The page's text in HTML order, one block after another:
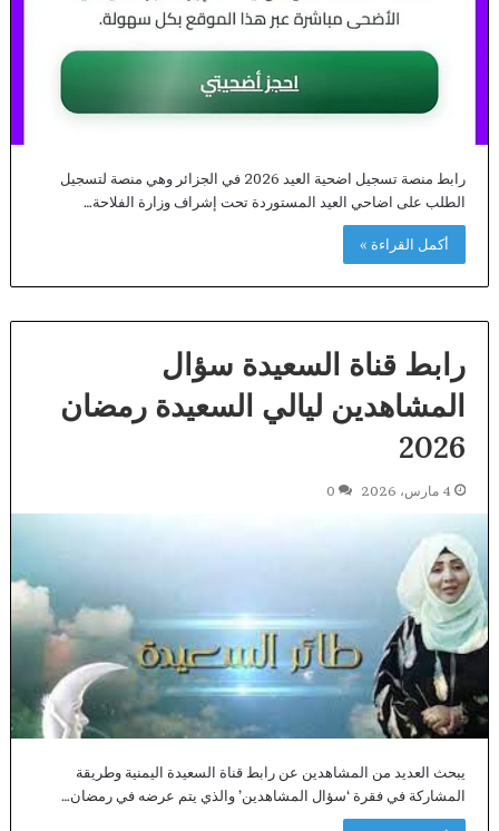
رابط منصة تسجيل اضحية العيد 2026 في الجزائر وهي منصة لتسجيل
الطلب على اضاحي العيد المستوردة تحت إشراف وزارة الفلاحة…
أكمل القراءة »
رابط قناة السعيدة سؤال
المشاهدين ليالي السعيدة رمضان
2026
4 مارس، 2026 0
يبحث العديد من المشاهدين عن رابط قناة السعيدة اليمنية وطريقة
المشاركة في فقرة ‘سؤال المشاهدين’ والذي يتم عرضه في رمضان…